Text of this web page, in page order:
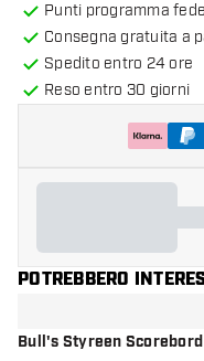
Punti programma
Consegna gratuita a
Spedito entro 24 ore
Reso entro 30 giorni
POTREBBERO
Bull's Styreen